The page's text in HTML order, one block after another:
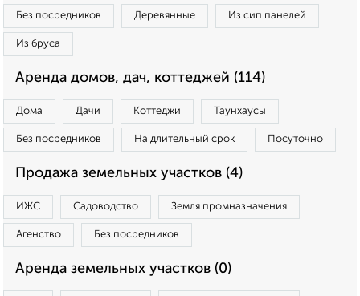
Без посредников Деревянные Из сип панелей
Из бруса
Аренда домов, дач, коттеджей (114)
Дома Дачи Коттеджи Таунхаусы
Без посредников На длительный срок Посуточно
Продажа земельных участков (4)
ИЖС Садоводство Земля промназначения
Агенство Без посредников
Аренда земельных участков (0)